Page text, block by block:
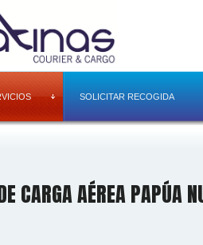
SOLICITAR RECOGIDA
CARGA AÉREA PAPÚA